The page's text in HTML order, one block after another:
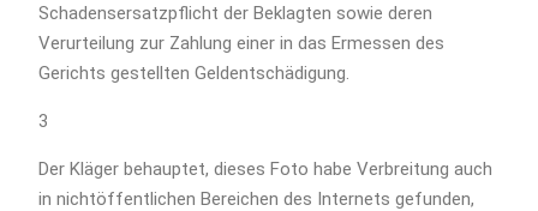
Schadensersatzpflicht der Beklagten sowie deren
Verurteilung zur Zahlung einer in das Ermessen des
Gerichts gestellten Geldentschädigung.
3
Der Kläger behauptet, dieses Foto habe Verbreitung auch
in nichtöffentlichen Bereichen des Internets gefunden,